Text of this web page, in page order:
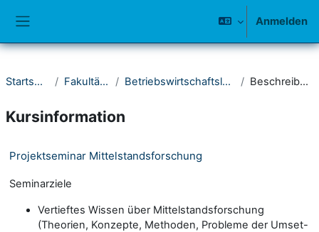
Anmelden
Startseite Fakultät III Betriebswirtschaftslehre Beschreibung
Kursinformation
Projektseminar Mittelstandsforschung
Seminarziele
Vertieftes Wissen über Mittelstandsforschung
(Theorien, Konzepte, Methoden, Probleme der Umset-